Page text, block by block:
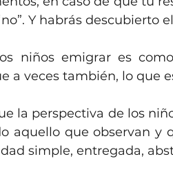
Y habrás descubierto
niños emigrar es
a veces también, lo que
la perspectiva de los
aquello que observan y
simple, entregada,